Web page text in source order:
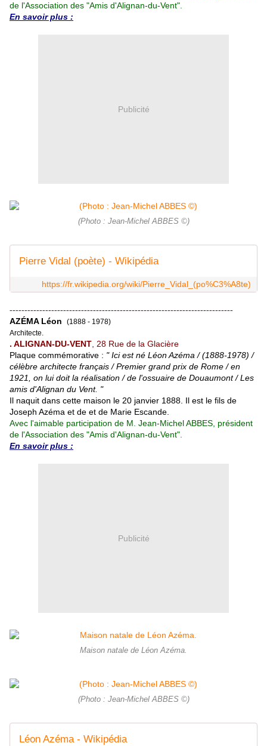
de l'Association des "Amis d'Alignan-du-Vent".
En savoir plus :
Publicité
(Photo : Jean-Michel ABBES ©)
Pierre Vidal (poète) - Wikipédia
https://fr.wikipedia.org/wiki/Pierre_Vidal_(po%C3%A8te)
---------------------------------------------------------------------------
AZÉMA Léon (1888 - 1978)
Architecte.
. ALIGNAN-DU-VENT , 28 Rue de la Glacière
Plaque commémorative : " Ici est né Léon Azéma / (1888-1978) /
célèbre architecte français / Premier grand prix de Rome / en
1921, on lui doit la réalisation / de l'ossuaire de Douaumont / Les
amis d'Alignan du Vent. "
Il naquit dans cette maison le 20 janvier 1888. Il est le fils de
Joseph Azéma et de et de Marie Escande.
Avec l'aimable participation de M. Jean-Michel ABBES, président
de l'Association des "Amis d'Alignan-du-Vent".
En savoir plus :
Publicité
Maison natale de Léon Azéma.
(Photo : Jean-Michel ABBES ©)
Léon Azéma - Wikipédia